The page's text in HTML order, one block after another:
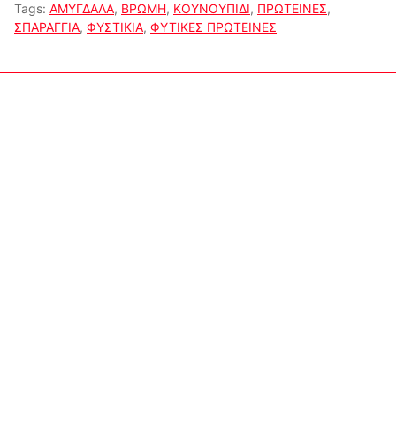
Tags: ΑΜΥΓΔΑΛΑ, ΒΡΩΜΗ, ΚΟΥΝΟΥΠΙΔΙ, ΠΡΩΤΕΙΝΕΣ,
ΣΠΑΡΑΓΓΙΑ, ΦΥΣΤΙΚΙΑ, ΦΥΤΙΚΕΣ ΠΡΩΤΕΙΝΕΣ